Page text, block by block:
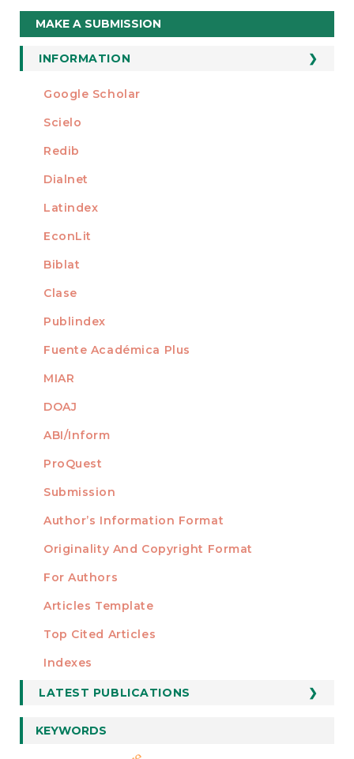
Make
a
Submission
MAKE A SUBMISSION
INFORMATION
For Readers
For Librarians
INDEXED AT
Google Scholar
Scielo
Redib
Dialnet
Latindex
EconLit
Biblat
Clase
Publindex
Fuente Académica Plus
MIAR
DOAJ
ABI/Inform
ProQuest
AUTHORS
Submission
Author’s Information Format
Originality And Copyright Format
For Authors
Articles Template
STATISTICS
Top Cited Articles
Indexes
LATEST PUBLICATIONS
KEYWORDS